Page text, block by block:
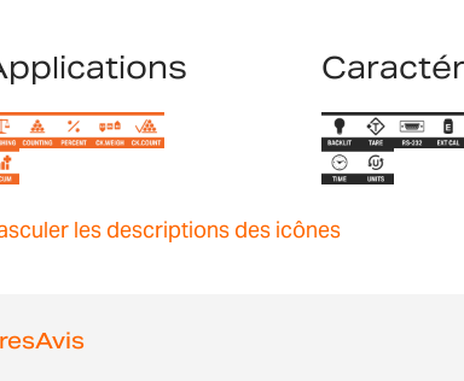
les descriptions des icônes
Avis